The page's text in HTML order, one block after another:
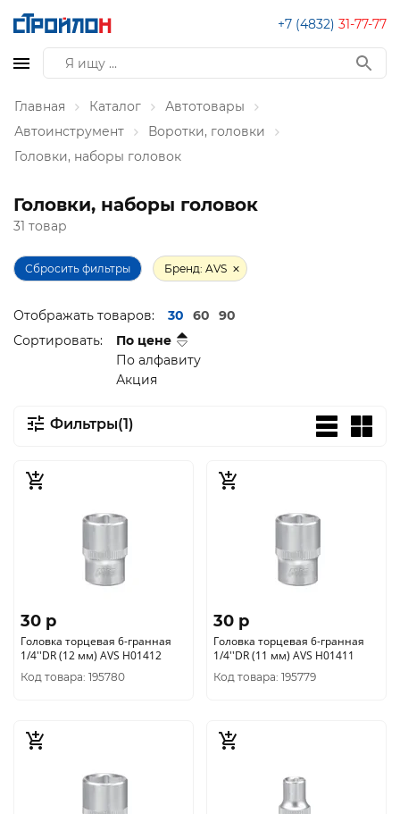
+7 (4832) 31-77-77
Главная Каталог
Автотовары
Автоинструмент
Воротки, головки
Головки, наборы головок
Головки, наборы головок
31 товар
Сбросить фильтры Бренд: AVS
Отображать товаров: 30 60
90
Сортировать:
По цене
По алфавиту
Акция
Фильтры(1)
30 p
Головка торцевая 6-гранная
1/4''DR (12 мм) AVS H01412
Код товара: 195780
30 p
Головка торцевая 6-гранная
1/4''DR (11 мм) AVS H01411
Код товара: 195779